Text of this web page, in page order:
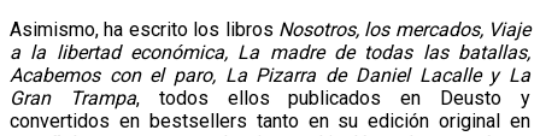
Asimismo, ha escrito los libros Nosotros, los mercados, Viaje
a la libertad económica, La madre de todas las batallas,
Acabemos con el paro, La Pizarra de Daniel Lacalle y La
Gran Trampa, todos ellos publicados en Deusto y
convertidos en bestsellers tanto en su edición original en